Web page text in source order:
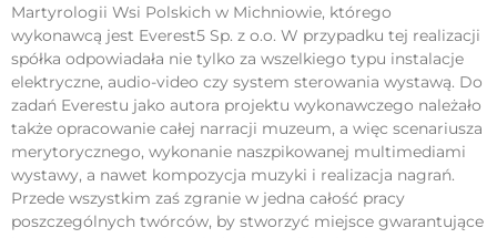
Martyrologii Wsi Polskich w Michniowie, którego
wykonawcą jest Everest5 Sp. z o.o. W przypadku tej realizacji
spółka odpowiadała nie tylko za wszelkiego typu instalacje
elektryczne, audio-video czy system sterowania wystawą. Do
zadań Everestu jako autora projektu wykonawczego należało
także opracowanie całej narracji muzeum, a więc scenariusza
merytorycznego, wykonanie naszpikowanej multimediami
wystawy, a nawet kompozycja muzyki i realizacja nagrań.
Przede wszystkim zaś zgranie w jedna całość pracy
poszczególnych twórców, by stworzyć miejsce gwarantujące